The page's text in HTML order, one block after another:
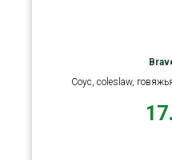
Соус, coleslaw,